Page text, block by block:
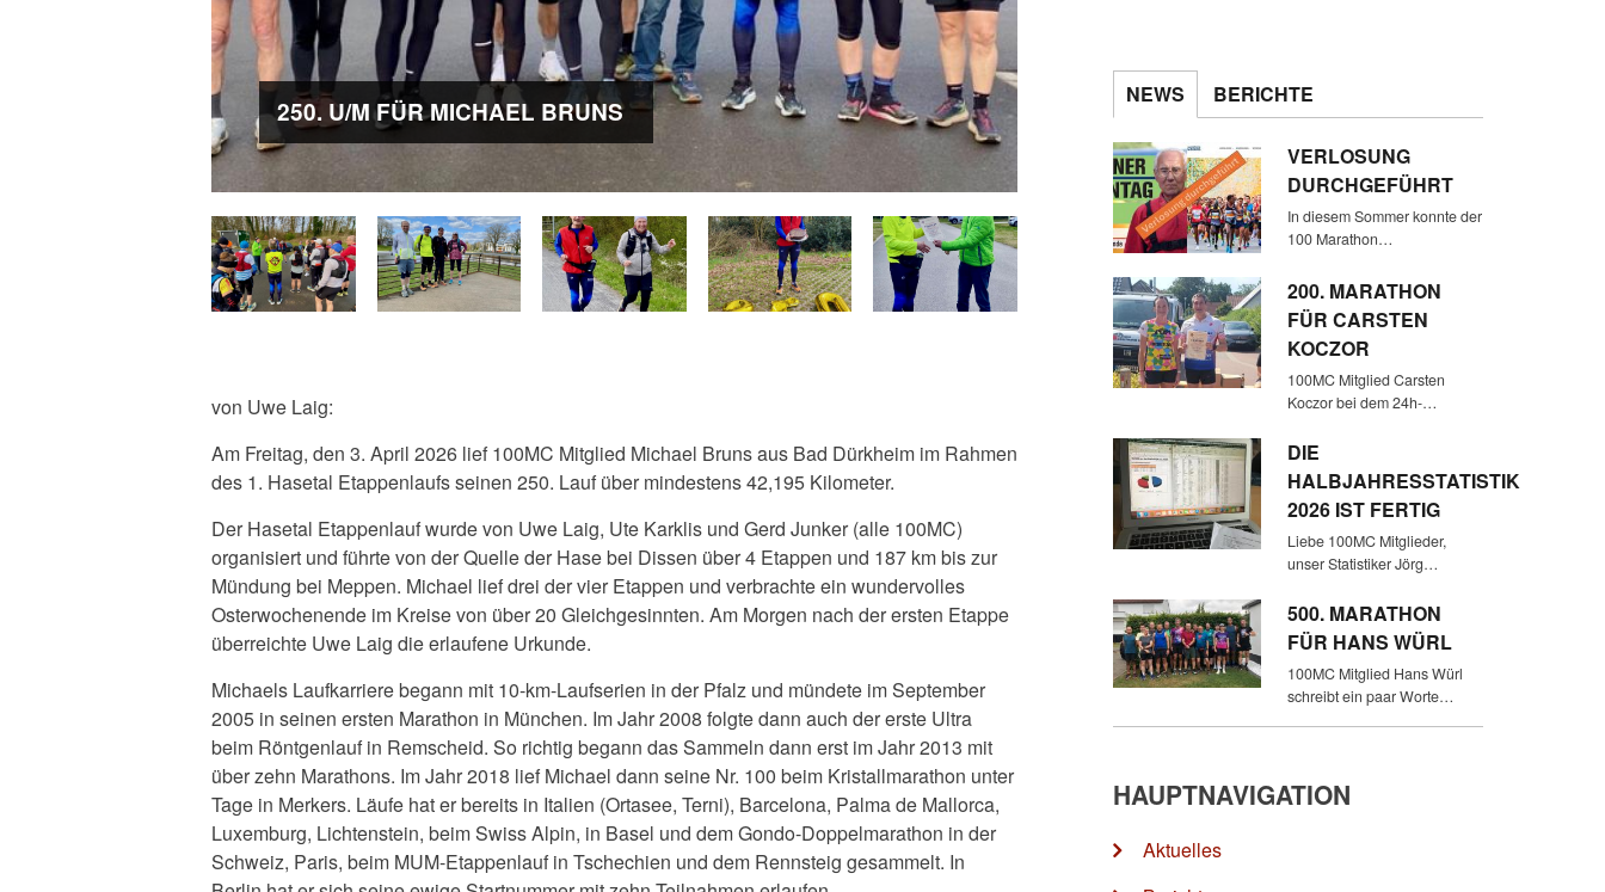
250. U/M FÜR MICHAEL BRUNS
von Uwe Laig:
Am Freitag, den 3. April 2026 lief 100MC Mitglied Michael Bruns aus Bad Dürkheim im Rahmen
des 1. Hasetal Etappenlaufs seinen 250. Lauf über mindestens 42,195 Kilometer.
Der Hasetal Etappenlauf wurde von Uwe Laig, Ute Karklis und Gerd Junker (alle 100MC)
organisiert und führte von der Quelle der Hase bei Dissen über 4 Etappen und 187 km bis zur
Mündung bei Meppen. Michael lief drei der vier Etappen und verbrachte ein wundervolles
Osterwochenende im Kreise von über 20 Gleichgesinnten. Am Morgen nach der ersten Etappe
überreichte Uwe Laig die erlaufene Urkunde.
Michaels Laufkarriere begann mit 10-km-Laufserien in der Pfalz und mündete im September
2005 in seinen ersten Marathon in München. Im Jahr 2008 folgte dann auch der erste Ultra
beim Röntgenlauf in Remscheid. So richtig begann das Sammeln dann erst im Jahr 2013 mit
über zehn Marathons. Im Jahr 2018 lief Michael dann seine Nr. 100 beim Kristallmarathon unter
Tage in Merkers. Läufe hat er bereits in Italien (Ortasee, Terni), Barcelona, Palma de Mallorca,
Luxemburg, Lichtenstein, beim Swiss Alpin, in Basel und dem Gondo-Doppelmarathon in der
Schweiz, Paris, beim MUM-Etappenlauf in Tschechien und dem Rennsteig gesammelt. In
NEWS BERICHTE
VERLOSUNG
DURCHGEFÜHRT
In diesem Sommer konnte der
100 Marathon…
200. MARATHON
FÜR CARSTEN
KOCZOR
100MC Mitglied Carsten
Koczor bei dem 24h-…
DIE
HALBJAHRESSTATISTIK
2026 IST FERTIG
Liebe 100MC Mitglieder,
unser Statistiker Jörg…
500. MARATHON
FÜR HANS WÜRL
100MC Mitglied Hans Würl
schreibt ein paar Worte…
HAUPTNAVIGATION
Aktuelles